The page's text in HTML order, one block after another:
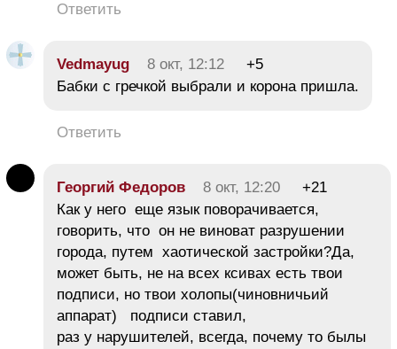
Ответить
Vedmayug 8 окт, 12:12
+5
Бабки с гречкой выбрали и корона пришла.
Ответить
Георгий Федоров 8 окт, 12:20
+21
Как у него еще язык поворачивается,
говорить, что он не виноват разрушении
города, путем хаотической застройки?Да,
может быть, не на всех ксивах есть твои
подписи, но твои холопы(чиновничьий
аппарат) подписи ставил,
раз у нарушителей, всегда, почему то былы